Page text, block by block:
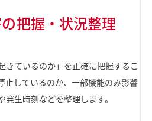
把握・状況整理
きているのか」を正確に把握するこ
止しているのか、一部機能のみ影響
生時刻などを整理します。